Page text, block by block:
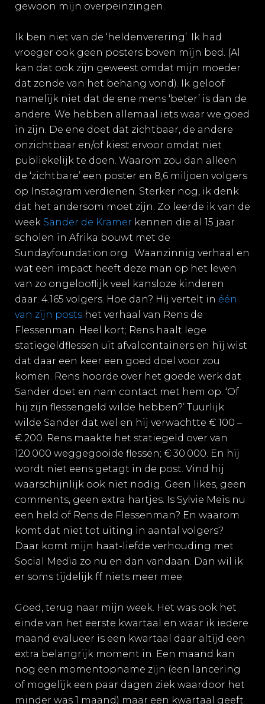
gewoon mijn overpeinzingen.
Ik ben niet van de ‘heldenverering’. Ik had
vroeger ook geen posters boven mijn bed. (Al
kan dat ook zijn geweest omdat mijn moeder
dat zonde van het behang vond). Ik geloof
namelijk niet dat de ene mens ‘beter’ is dan de
andere. We hebben allemaal iets waar we goed
in zijn. De ene doet dat zichtbaar, de andere
onzichtbaar en/of kiest ervoor omdat niet
publiekelijk te doen. Waarom zou dan alleen
de ‘zichtbare’ een poster en 8,6 miljoen volgers
op Instagram verdienen. Sterker nog, ik denk
dat het andersom moet zijn. Zo leerde ik van de
week Sander de Kramer kennen die al 15 jaar
scholen in Afrika bouwt met de
Sundayfoundation.org . Waanzinnig verhaal en
wat een impact heeft deze man op het leven
van zo ongelooflijk veel kansloze kinderen
daar. 4.165 volgers. Hoe dan? Hij vertelt in één
van zijn posts het verhaal van Rens de
Flessenman. Heel kort; Rens haalt lege
statiegeldflessen uit afvalcontainers en hij wist
dat daar een keer een goed doel voor zou
komen. Rens hoorde over het goede werk dat
Sander doet en nam contact met hem op. ‘Of
hij zijn flessengeld wilde hebben?’ Tuurlijk
wilde Sander dat wel en hij verwachtte € 100 –
€ 200. Rens maakte het statiegeld over van
120.000 weggegooide flessen; € 30.000. En hij
wordt niet eens getagt in de post. Vind hij
waarschijnlijk ook niet nodig. Geen likes, geen
comments, geen extra hartjes. Is Sylvie Meis nu
een held of Rens de Flessenman? En waarom
komt dat niet tot uiting in aantal volgers?
Daar komt mijn haat-liefde verhouding met
Social Media zo nu en dan vandaan. Dan wil ik
er soms tijdelijk ff niets meer mee.
Goed, terug naar mijn week. Het was ook het
einde van het eerste kwartaal en waar ik iedere
maand evalueer is een kwartaal daar altijd een
extra belangrijk moment in. Een maand kan
nog een momentopname zijn (een lancering
of mogelijk een paar dagen ziek waardoor het
minder was 1 maand) maar een kwartaal geeft